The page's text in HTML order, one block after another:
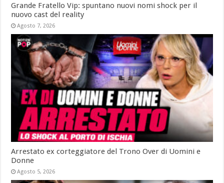
Grande Fratello Vip: spuntano nuovi nomi shock per il
nuovo cast del reality
Agosto 7, 2026
Arrestato ex corteggiatore del Trono Over di Uomini e
Donne
Agosto 5, 2026